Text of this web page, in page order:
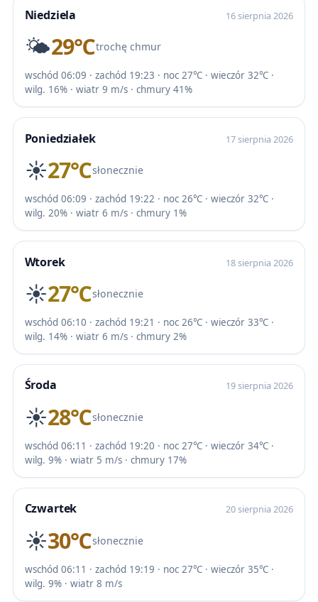
Niedziela 16 sierpnia 2026
🌤️29℃trochę chmur
wschód 06:09 · zachód 19:23 · noc 27℃ · wieczór 32℃ ·
wilg. 16% · wiatr 9 m/s · chmury 41%
Poniedziałek 17 sierpnia 2026
☀️27℃słonecznie
wschód 06:09 · zachód 19:22 · noc 26℃ · wieczór 32℃ ·
wilg. 20% · wiatr 6 m/s · chmury 1%
Wtorek 18 sierpnia 2026
☀️27℃słonecznie
wschód 06:10 · zachód 19:21 · noc 26℃ · wieczór 33℃ ·
wilg. 14% · wiatr 6 m/s · chmury 2%
Środa 19 sierpnia 2026
☀️28℃słonecznie
wschód 06:11 · zachód 19:20 · noc 27℃ · wieczór 34℃ ·
wilg. 9% · wiatr 5 m/s · chmury 17%
Czwartek 20 sierpnia 2026
☀️30℃słonecznie
wschód 06:11 · zachód 19:19 · noc 27℃ · wieczór 35℃ ·
wilg. 9% · wiatr 8 m/s